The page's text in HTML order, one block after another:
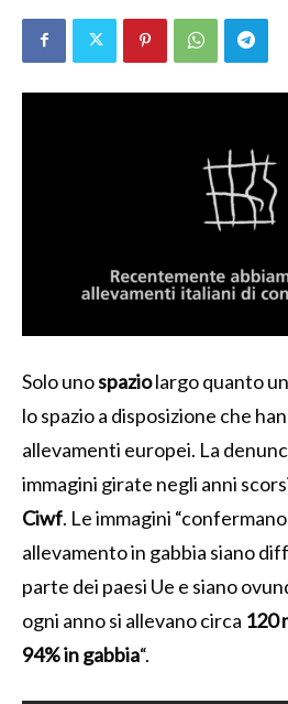
Solo unospaziolargo quanto un
lo spazio a disposizione che
allevamenti europei. La
immagini girate negli anni
Ciwf. Le immagini
allevamento in gabbia siano
parte dei paesi Ue e siano
ogni anno si allevano circa 120
94% in gabbia“.